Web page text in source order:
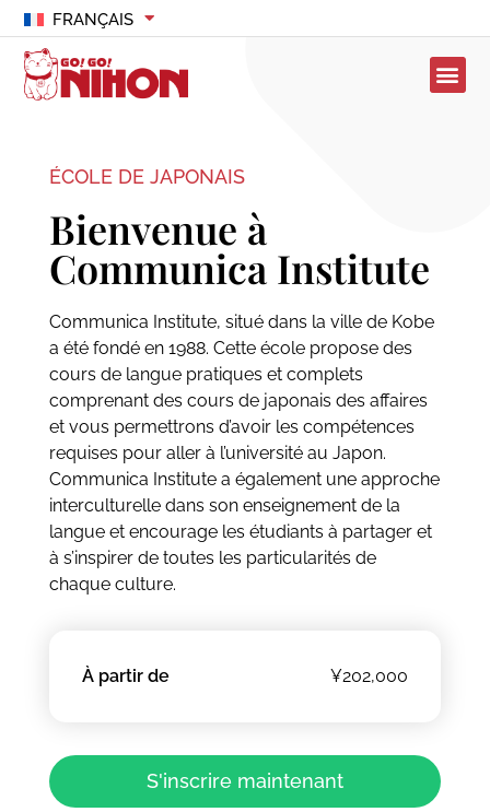
FRANÇAIS
ÉCOLE DE JAPONAIS
Bienvenue à
Communica Institute
Communica Institute, situé dans la ville de Kobe
a été fondé en 1988. Cette école propose des
cours de langue pratiques et complets
comprenant des cours de japonais des affaires
et vous permettrons d’avoir les compétences
requises pour aller à l’université au Japon.
Communica Institute a également une approche
interculturelle dans son enseignement de la
langue et encourage les étudiants à partager et
à s’inspirer de toutes les particularités de
chaque culture.
À partir de ¥202,000
S'inscrire maintenant